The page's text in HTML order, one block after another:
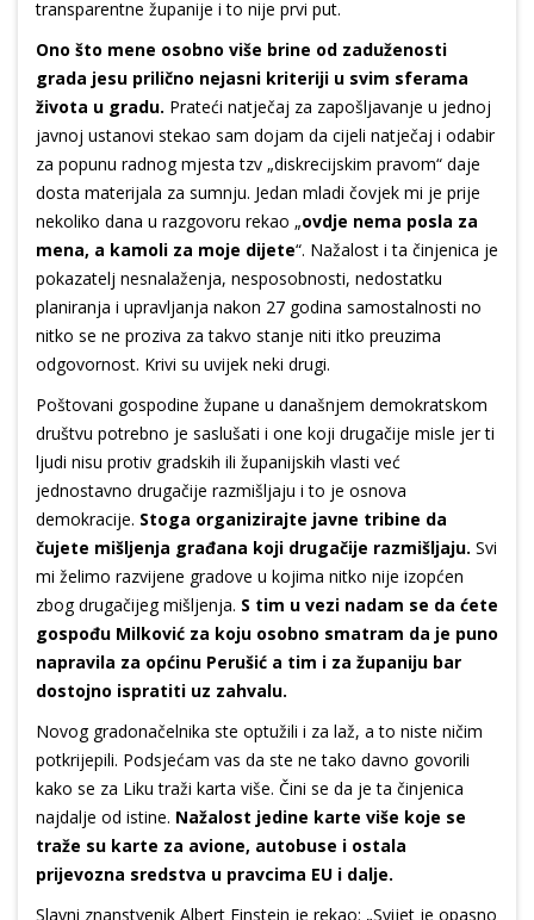
transparentne županije i to nije prvi put.
Ono što mene osobno više brine od zaduženosti
grada jesu prilično nejasni kriteriji u svim sferama
života u gradu. Prateći natječaj za zapošljavanje u jednoj
javnoj ustanovi stekao sam dojam da cijeli natječaj i odabir
za popunu radnog mjesta tzv „diskrecijskim pravom“ daje
dosta materijala za sumnju. Jedan mladi čovjek mi je prije
nekoliko dana u razgovoru rekao „ovdje nema posla za
mena, a kamoli za moje dijete“. Nažalost i ta činjenica je
pokazatelj nesnalaženja, nesposobnosti, nedostatku
planiranja i upravljanja nakon 27 godina samostalnosti no
nitko se ne proziva za takvo stanje niti itko preuzima
odgovornost. Krivi su uvijek neki drugi.
Poštovani gospodine župane u današnjem demokratskom
društvu potrebno je saslušati i one koji drugačije misle jer ti
ljudi nisu protiv gradskih ili županijskih vlasti već
jednostavno drugačije razmišljaju i to je osnova
demokracije. Stoga organizirajte javne tribine da
čujete mišljenja građana koji drugačije razmišljaju. Svi
mi želimo razvijene gradove u kojima nitko nije izopćen
zbog drugačijeg mišljenja. S tim u vezi nadam se da ćete
gospođu Milković za koju osobno smatram da je puno
napravila za općinu Perušić a tim i za županiju bar
dostojno ispratiti uz zahvalu.
Novog gradonačelnika ste optužili i za laž, a to niste ničim
potkrijepili. Podsjećam vas da ste ne tako davno govorili
kako se za Liku traži karta više. Čini se da je ta činjenica
najdalje od istine. Nažalost jedine karte više koje se
traže su karte za avione, autobuse i ostala
prijevozna sredstva u pravcima EU i dalje.
Slavni znanstvenik Albert Einstein je rekao: „Svijet je opasno